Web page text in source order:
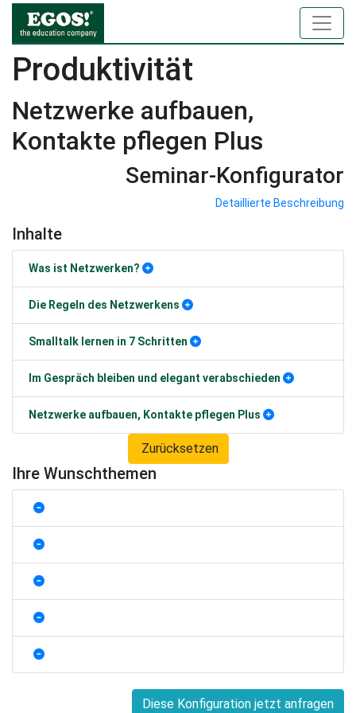
Produktivität
Netzwerke aufbauen,
Kontakte pflegen Plus
Seminar-Konfigurator
Detaillierte Beschreibung
Inhalte
Was ist Netzwerken?
Die Regeln des Netzwerkens
Smalltalk lernen in 7 Schritten
Im Gespräch bleiben und elegant verabschieden
Netzwerke aufbauen, Kontakte pflegen Plus
Zurücksetzen
Ihre Wunschthemen
Diese Konfiguration jetzt anfragen